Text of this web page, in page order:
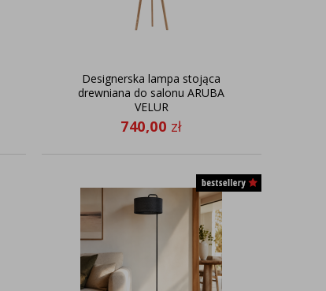
Designerska lampa stojąca
drewniana do salonu ARUBA
VELUR
740,00 zł